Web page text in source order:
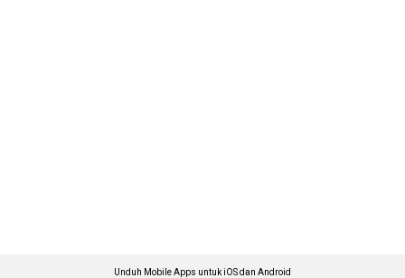
Unduh Mobile Apps untuk iOS dan Android